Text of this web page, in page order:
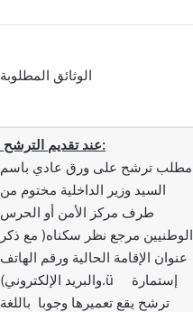
الوثائق المطلوبة
عند تقديم الترشح:
مطلب ترشح على ورق عادي باسم
السيد وزير الداخلية مختوم من
طرف مركز الأمن أو الحرس
الوطنيين مرجع نظر سكناه( مع ذكر
عنوان الإقامة الحالية ورقم الهاتف
والبريد الإلكتروني).ü إستمارة
ترشح يقع تعميرها وجوبا باللغة